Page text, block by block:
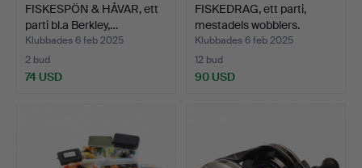
FISKESPÖN & HÅVAR, ett
parti bl.a Berkley,…
Klubbades 6 feb 2025
2 bud
74 USD
FISKEDRAG, ett parti,
mestadels wobblers.
Klubbades 6 feb 2025
12 bud
90 USD